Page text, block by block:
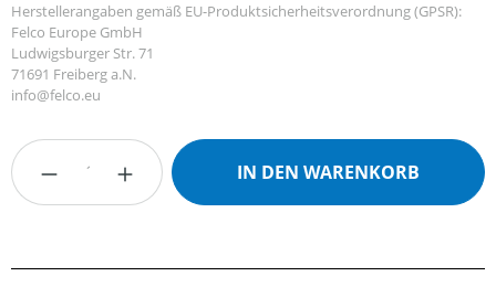
Herstellerangaben gemäß EU-Produktsicherheitsverordnung (GPSR):
Felco Europe GmbH
Ludwigsburger Str. 71
71691 Freiberg a.N.
info@felco.eu
Produkt Anzahl: Gib den gewünschten
IN DEN WARENKORB